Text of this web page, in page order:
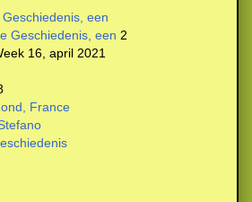
een
Geschiedenis, een 2
16, april 2021
France